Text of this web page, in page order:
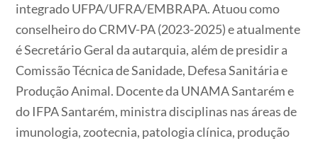
integrado UFPA/UFRA/EMBRAPA. Atuou como
conselheiro do CRMV-PA (2023-2025) e atualmente
é Secretário Geral da autarquia, além de presidir a
Comissão Técnica de Sanidade, Defesa Sanitária e
Produção Animal. Docente da UNAMA Santarém e
do IFPA Santarém, ministra disciplinas nas áreas de
imunologia, zootecnia, patologia clínica, produção